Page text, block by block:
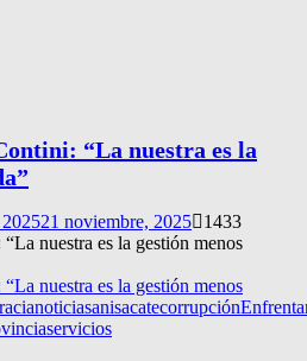
“La nuestra es la
21 noviembre, 2025
1433
nuestra es la gestión menos
nuestra es la gestión menos
anisacatecorrupción
servicios